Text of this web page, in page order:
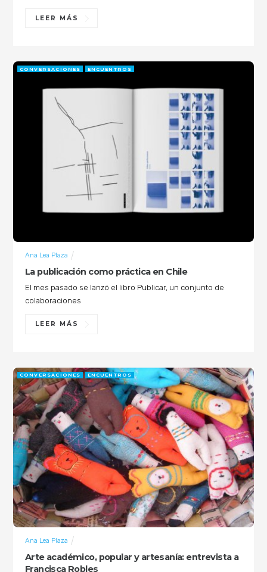
LEER MÁS
La publicación como práctica en Chile
Ana Lea Plaza
CONVERSACIONES ENCUENTROS
El mes pasado se lanzó el libro Publicar, un conjunto de
colaboraciones
LEER MÁS
Arte académico, popular y artesanía: entrevista a
Francisca Robles
Ana Lea Plaza
CONVERSACIONES ENCUENTROS